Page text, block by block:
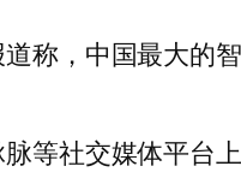
称，中国最大的
等社交媒体平台